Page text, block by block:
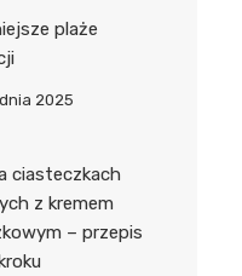
plaże
2025
ciasteczkach
z kremem
– przepis